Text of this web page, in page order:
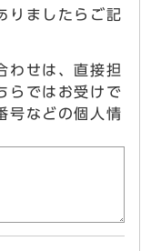
りましたらご記
わせは、直接担
らではお受けで
号などの個人情